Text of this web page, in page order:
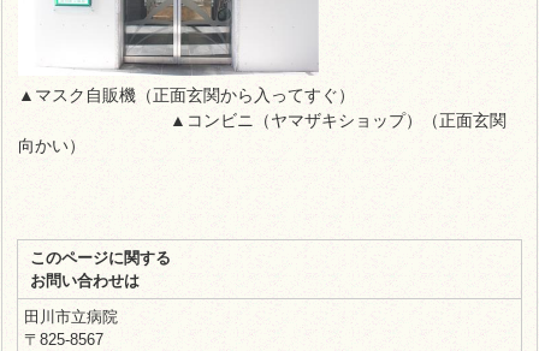
▲マスク自販機（正面玄関から入ってすぐ）
▲ コンビニ（ヤマザキショップ）（正面玄関
向かい）
このページに関する
お問い合わせは
田川市立病院
〒825-8567